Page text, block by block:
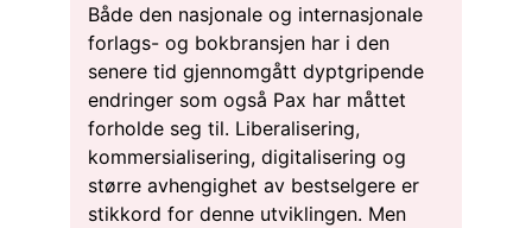
Både den nasjonale og internasjonale
forlags- og bokbransjen har i den
senere tid gjennomgått dyptgripende
endringer som også Pax har måttet
forholde seg til. Liberalisering,
kommersialisering, digitalisering og
større avhengighet av bestselgere er
stikkord for denne utviklingen. Men